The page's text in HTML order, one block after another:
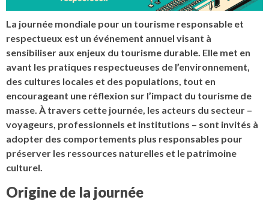
La journée mondiale pour un tourisme responsable et
respectueux est un événement annuel visant à
sensibiliser aux enjeux du tourisme durable. Elle met en
avant les pratiques respectueuses de l’environnement,
des cultures locales et des populations, tout en
encourageant une réflexion sur l’impact du tourisme de
masse. À travers cette journée, les acteurs du secteur –
voyageurs, professionnels et institutions – sont invités à
adopter des comportements plus responsables pour
préserver les ressources naturelles et le patrimoine
culturel.
Origine de la journée